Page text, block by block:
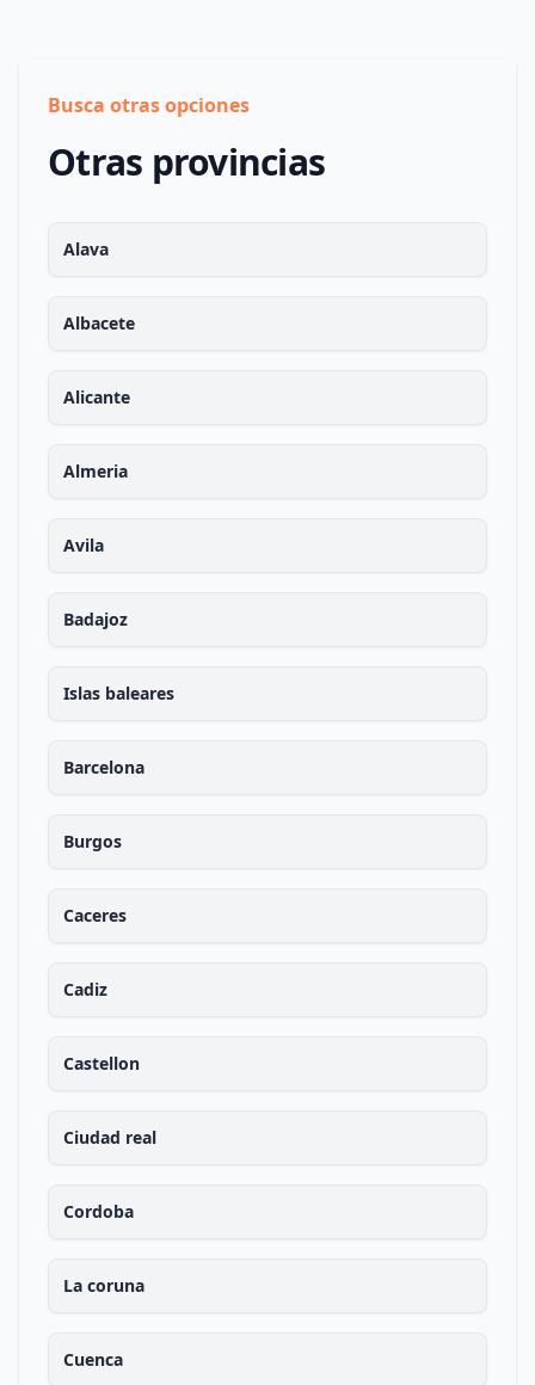
Busca otras opciones
Otras provincias
Alava
Albacete
Alicante
Almeria
Avila
Badajoz
Islas baleares
Barcelona
Burgos
Caceres
Cadiz
Castellon
Ciudad real
Cordoba
La coruna
Cuenca